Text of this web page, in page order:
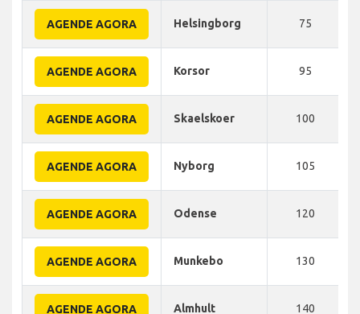
AGENDE AGORA Helsingborg 75
AGENDE AGORA Korsor 95
AGENDE AGORA Skaelskoer 100
AGENDE AGORA Nyborg 105
AGENDE AGORA Odense 120
AGENDE AGORA Munkebo 130
AGENDE AGORA Almhult 140